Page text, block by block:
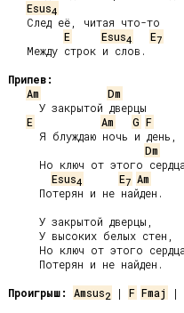
Esus4
E
Esus4 E7
Припев:
Am
Dm
E
Am G F
Dm
Esus4 E7 Am
Проигрыш:
Amsus2 | F Fmaj |